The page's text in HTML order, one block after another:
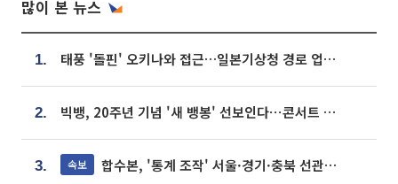
많이 본 뉴스
1. 태풍 '돌핀' 오키나와 접근…일본기상청 경로 업데이트
2. 빅뱅, 20주년 기념 '새 뱅봉' 선보인다⋯콘서트 앞두고 팝업 개최
3. 속보 합수본, '통계 조작' 서울·경기·충북 선관위 등 추가 압수수색